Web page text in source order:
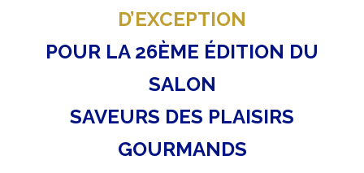
D’EXCEPTION
POUR LA 26ÈME ÉDITION DU
SALON
SAVEURS DES PLAISIRS
GOURMANDS